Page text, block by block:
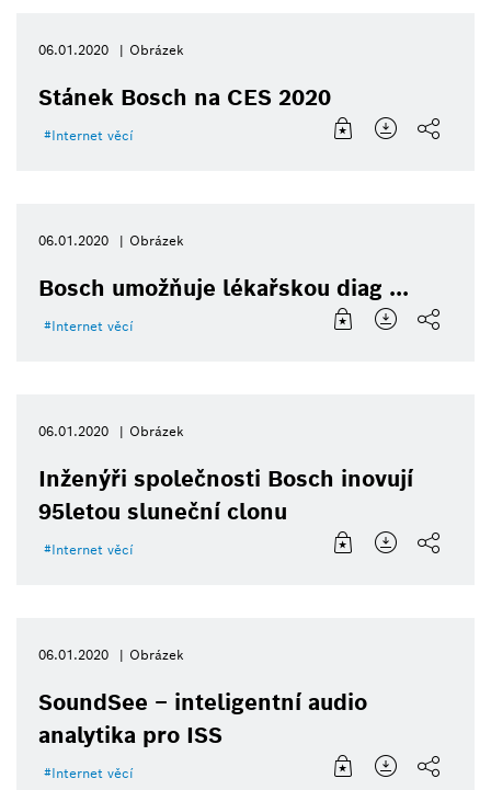
06.01.2020 Obrázek
Stánek Bosch na CES 2020
Internet věcí
06.01.2020 Obrázek
Bosch umožňuje lékařskou diag ...
Internet věcí
06.01.2020 Obrázek
Inženýři společnosti Bosch inovují
95letou sluneční clonu
Internet věcí
06.01.2020 Obrázek
SoundSee – inteligentní audio
analytika pro ISS
Internet věcí